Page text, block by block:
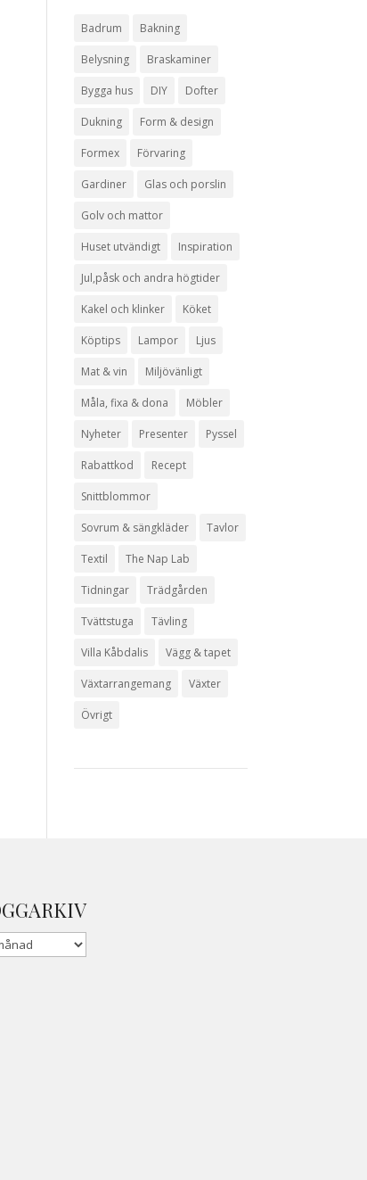
Badrum Bakning
Belysning Braskaminer
Bygga hus DIY Dofter
Dukning Form & design
Formex Förvaring
Gardiner Glas och porslin
Golv och mattor
Huset utvändigt Inspiration
Jul,påsk och andra högtider
Kakel och klinker Köket
Köptips Lampor Ljus
Mat & vin Miljövänligt
Måla, fixa & dona Möbler
Nyheter Presenter Pyssel
Rabattkod Recept
Snittblommor
Sovrum & sängkläder Tavlor
Textil The Nap Lab
Tidningar Trädgården
Tvättstuga Tävling
Villa Kåbdalis Vägg & tapet
Växtarrangemang Växter
Övrigt